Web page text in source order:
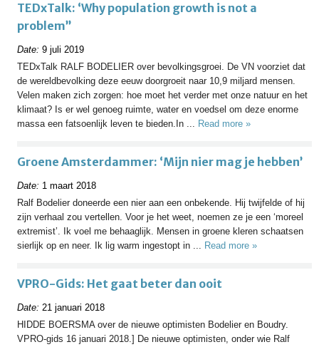
TEDxTalk: ‘Why population growth is not a
problem”
Date: 9 juli 2019
TEDxTalk RALF BODELIER over bevolkingsgroei. De VN voorziet dat
de wereldbevolking deze eeuw doorgroeit naar 10,9 miljard mensen.
Velen maken zich zorgen: hoe moet het verder met onze natuur en het
klimaat? Is er wel genoeg ruimte, water en voedsel om deze enorme
massa een fatsoenlijk leven te bieden.In ... Read more »
Groene Amsterdammer: ‘Mijn nier mag je hebben’
Date: 1 maart 2018
Ralf Bodelier doneerde een nier aan een onbekende. Hij twijfelde of hij
zijn verhaal zou vertellen. Voor je het weet, noemen ze je een ‘moreel
extremist’. Ik voel me behaaglijk. Mensen in groene kleren schaatsen
sierlijk op en neer. Ik lig warm ingestopt in ... Read more »
VPRO-Gids: Het gaat beter dan ooit
Date: 21 januari 2018
HIDDE BOERSMA over de nieuwe optimisten Bodelier en Boudry.
VPRO-gids 16 januari 2018.] De nieuwe optimisten, onder wie Ralf